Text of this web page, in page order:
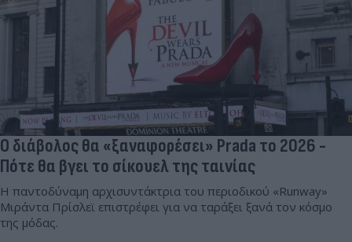
Ο διάβολος θα «ξαναφορέσει» Prada το 2026 -
Πότε θα βγει το σίκουελ της ταινίας
Η παντοδύναμη αρχισυντάκτρια του περιοδικού «Runway»
Μιράντα Πρίσλεϊ επιστρέφει για να ταράξει ξανά τον κόσμο
της μόδας.